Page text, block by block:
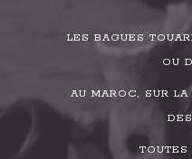
LES BAGUES
OU
AU MAROC, SUR
TOUTES